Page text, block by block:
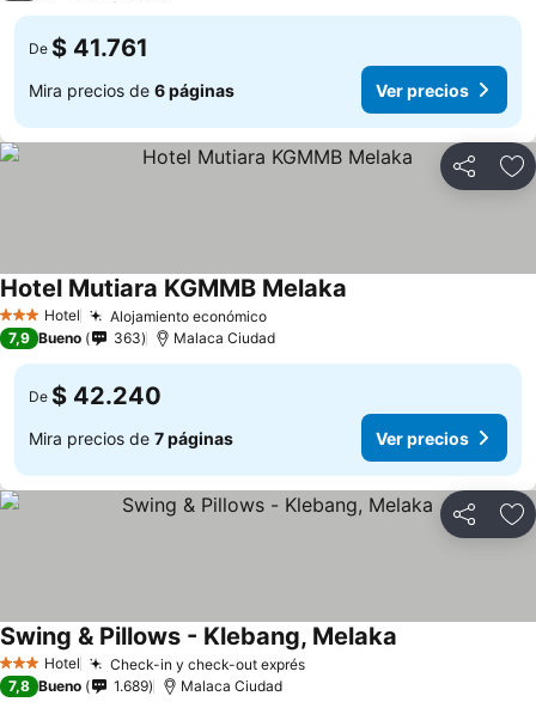
De $ 41.761
Mira precios de 6 páginas Ver precios
Compartir
3 Estrellas
Hotel Alojamiento económico
Hotel Mutiara KGMMB Melaka
7,9 Bueno 363 Malaca Ciudad
De $ 42.240
Mira precios de 7 páginas Ver precios
Compartir
3 Estrellas
Hotel Check-in y check-out exprés
Swing & Pillows - Klebang, Melaka
7,8 Bueno 1.689 Malaca Ciudad